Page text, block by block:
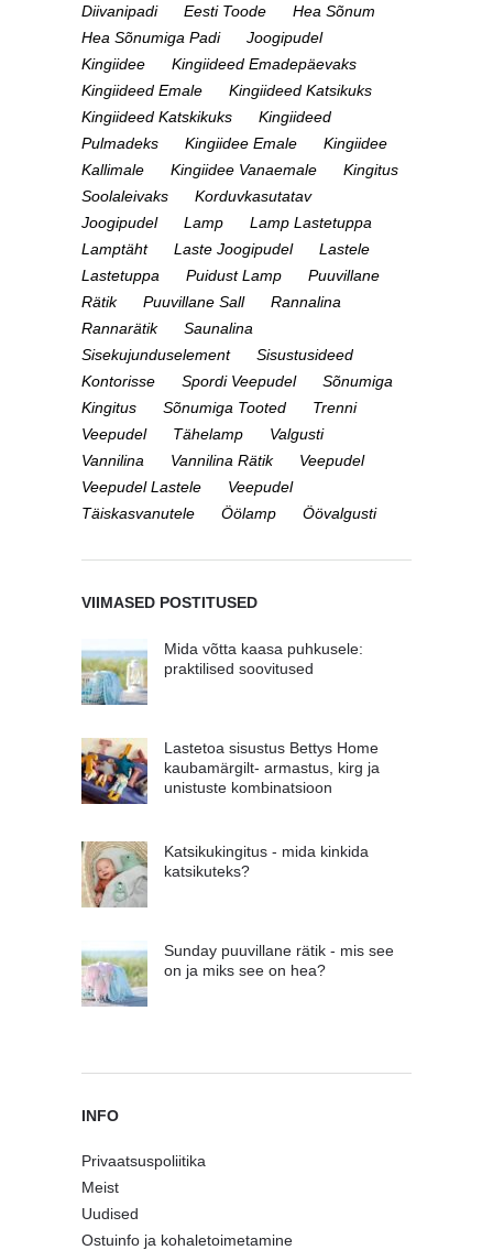
Diivanipadi
Eesti Toode
Hea Sõnum
Hea Sõnumiga Padi
Joogipudel
Kingiidee
Kingiideed Emadepäevaks
Kingiideed Emale
Kingiideed Katsikuks
Kingiideed Katskikuks
Kingiideed
Pulmadeks
Kingiidee Emale
Kingiidee
Kallimale
Kingiidee Vanaemale
Kingitus
Soolaleivaks
Korduvkasutatav
Joogipudel
Lamp
Lamp Lastetuppa
Lamptäht
Laste Joogipudel
Lastele
Lastetuppa
Puidust Lamp
Puuvillane
Rätik
Puuvillane Sall
Rannalina
Rannarätik
Saunalina
Sisekujunduselement
Sisustusideed
Kontorisse
Spordi Veepudel
Sõnumiga
Kingitus
Sõnumiga Tooted
Trenni
Veepudel
Tähelamp
Valgusti
Vannilina
Vannilina Rätik
Veepudel
Veepudel Lastele
Veepudel
Täiskasvanutele
Öölamp Öövalgusti
VIIMASED POSTITUSED
Mida võtta kaasa puhkusele:
praktilised soovitused
Lastetoa sisustus Bettys Home
kaubamärgilt- armastus, kirg ja
unistuste kombinatsioon
Katsikukingitus - mida kinkida
katsikuteks?
Sunday puuvillane rätik - mis see
on ja miks see on hea?
INFO
Privaatsuspoliitika
Meist
Uudised
Ostuinfo ja kohaletoimetamine